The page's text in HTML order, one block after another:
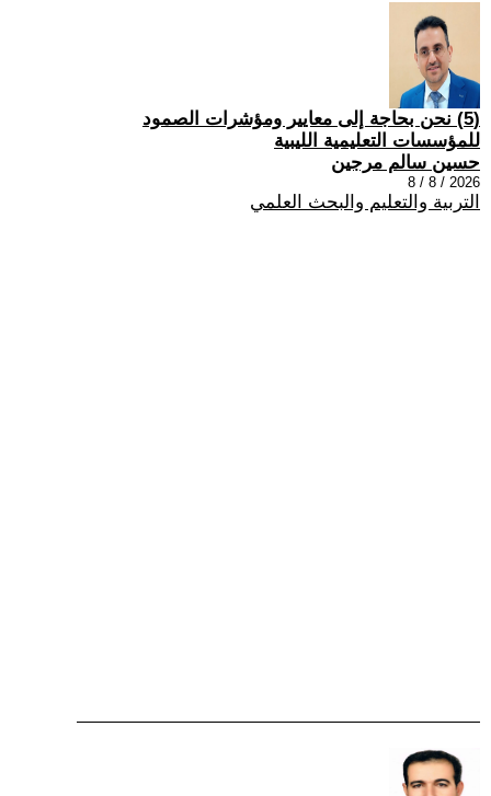
(5) نحن بحاجة إلى معايير ومؤشرات الصمود
للمؤسسات التعليمية الليبية
حسين سالم مرجين
2026 / 8 / 8
التربية والتعليم والبحث العلمي